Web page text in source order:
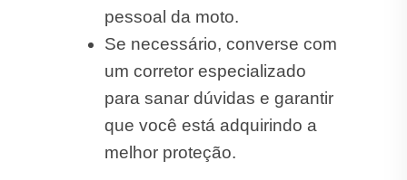
pessoal da moto.
Se necessário, converse com
um corretor especializado
para sanar dúvidas e garantir
que você está adquirindo a
melhor proteção.